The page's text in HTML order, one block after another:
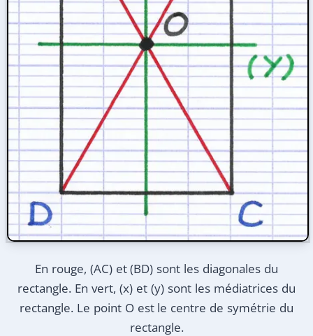
En rouge, (AC) et (BD) sont les diagonales du
rectangle. En vert, (x) et (y) sont les médiatrices du
rectangle. Le point O est le centre de symétrie du
rectangle.